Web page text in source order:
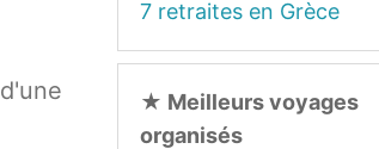
7 retraites en Grèce
★ Meilleurs voyages
organisés